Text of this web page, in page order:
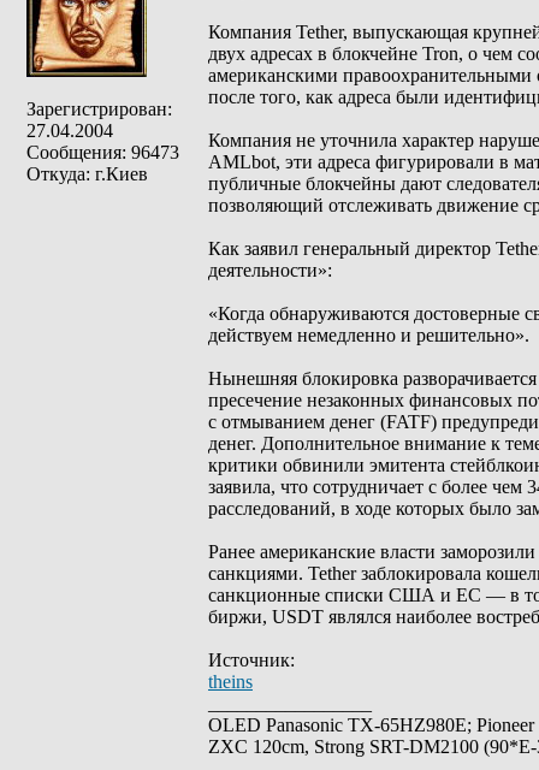
Зарегистрирован:
27.04.2004
Сообщения: 96473
Откуда: г.Киев
Компания Tether, выпускающая
двух адресах в блокчейне Tron, о чем
американскими
после того, как адреса были
Компания не уточнила характер
AMLbot, эти адреса фигурировали в
публичные блокчейны дают
позволяющий отслеживать движение
Как заявил генеральный директор
деятельности»:
«Когда обнаруживаются достоверные
действуем немедленно и решительно».
Нынешняя блокировка
пресечение незаконных финансовых
с отмыванием денег (FATF)
денег. Дополнительное внимание к
критики обвинили эмитента
заявила, что сотрудничает с более
расследований, в ходе которых было
Ранее американские власти
санкциями. Tether заблокировала
санкционные списки США и ЕС — в
биржи, USDT являлся наиболее
Источник:
theins
OLED Panasonic TX-65HZ980E;
ZXC 120cm, Strong SRT-DM2100